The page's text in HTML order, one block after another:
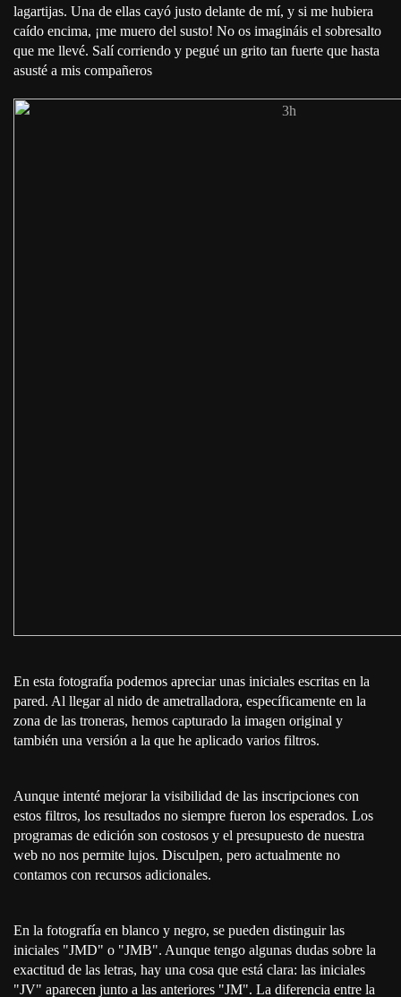
lagartijas. Una de ellas cayó justo delante de mí, y si me hubiera
caído encima, ¡me muero del susto! No os imagináis el sobresalto
que me llevé. Salí corriendo y pegué un grito tan fuerte que hasta
asusté a mis compañeros
En esta fotografía podemos apreciar unas iniciales escritas en la
pared. Al llegar al nido de ametralladora, específicamente en la
zona de las troneras, hemos capturado la imagen original y
también una versión a la que he aplicado varios filtros.
Aunque intenté mejorar la visibilidad de las inscripciones con
estos filtros, los resultados no siempre fueron los esperados. Los
programas de edición son costosos y el presupuesto de nuestra
web no nos permite lujos. Disculpen, pero actualmente no
contamos con recursos adicionales.
En la fotografía en blanco y negro, se pueden distinguir las
iniciales "JMD" o "JMB". Aunque tengo algunas dudas sobre la
exactitud de las letras, hay una cosa que está clara: las iniciales
"JV" aparecen junto a las anteriores "JM". La diferencia entre la